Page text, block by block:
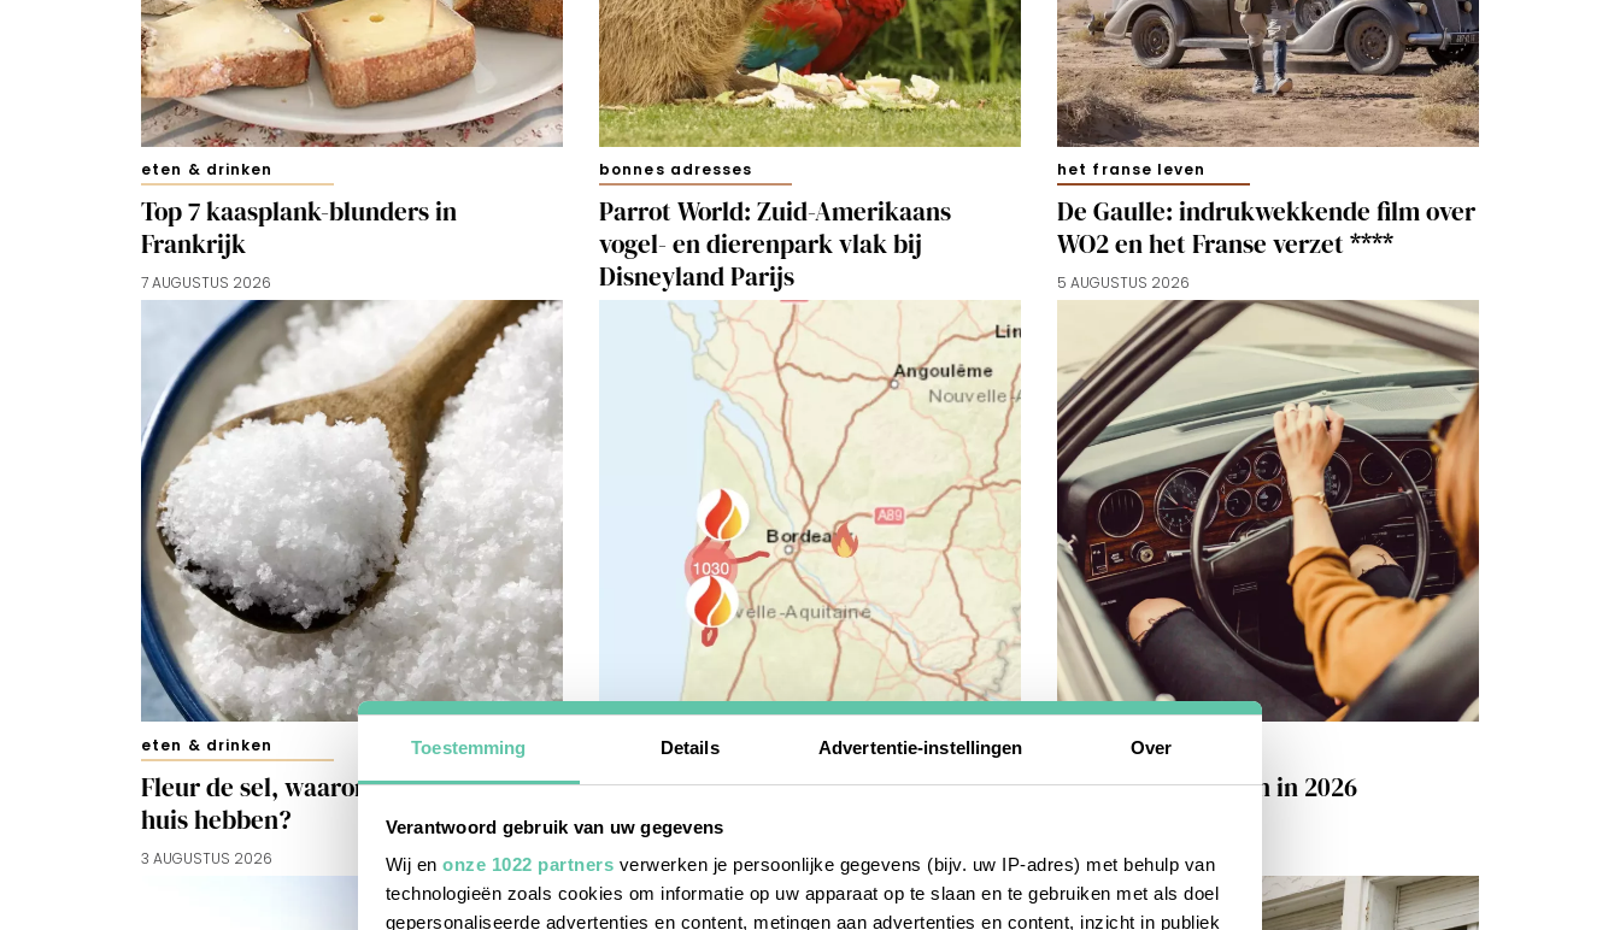
Toestemming Details Advertentie-instellingen Over
Verantwoord gebruik van uw gegevens
Wij en onze 1022 partners verwerken je persoonlijke gegevens (bijv. uw IP-adres) met behulp van
technologieën zoals cookies om informatie op uw apparaat op te slaan en te gebruiken met als doel
gepersonaliseerde advertenties en content, metingen aan advertenties en content, inzicht in publiek
eten & drinken
Top 7 kaasplank-blunders in
Frankrijk
7 AUGUSTUS 2026
bonnes adresses
Parrot World: Zuid-Amerikaans
vogel- en dierenpark vlak bij
Disneyland Parijs
het franse leven
De Gaulle: indrukwekkende film over
WO2 en het Franse verzet ****
5 AUGUSTUS 2026
eten & drinken
Fleur de sel, waarom wil je dat in
huis hebben?
3 AUGUSTUS 2026
het franse leven
Bosbranden in Frankrijk zo volg je de
situatie live
2 AUGUSTUS 2026
reisinspiratie
Zwarte zaterdagen in 2026